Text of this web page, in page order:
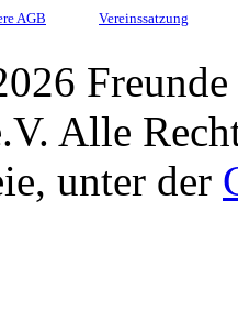
AGB Vereinssatzung
Alle
unter der